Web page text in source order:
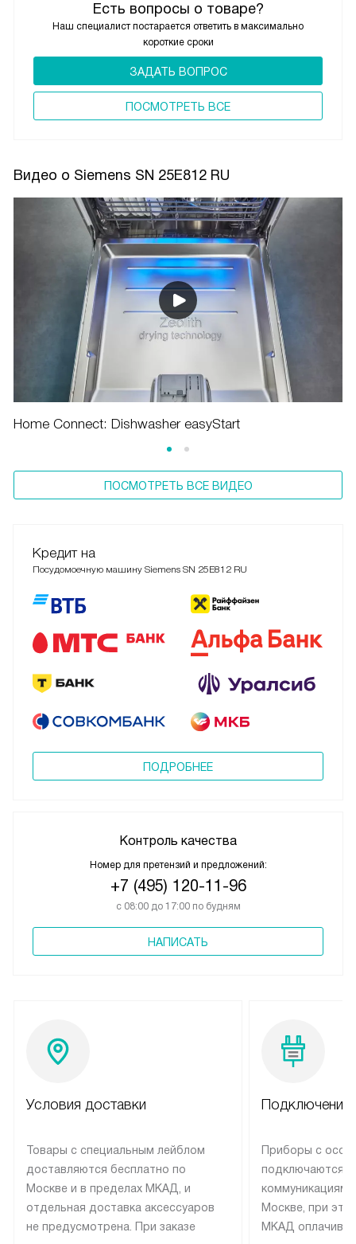
Есть вопросы о товаре?
Наш специалист постарается ответить в максимально
короткие сроки
ЗАДАТЬ ВОПРОС
ПОCМОТРЕТЬ ВСЕ
Видео о Siemens SN 25E812 RU
Home Connect: Dishwasher easyStart
ПОСМОТРЕТЬ ВСЕ ВИДЕО
Кредит на
Посудомоечную машину Siemens SN 25E812 RU
ПОДРОБНЕЕ
Контроль качества
Номер для претензий и предложений:
+7 (495) 120-11-96
с 08:00 до 17:00 по будням
НАПИСАТЬ
Условия доставки
Товары с специальным лейблом
доставляются бесплатно по
Москве и в пределах МКАД, и
отдельная доставка аксессуаров
не предусмотрена. При заказе
Подключение
Приборы с
подключаются к
коммуникациям
Москве, при
МКАД